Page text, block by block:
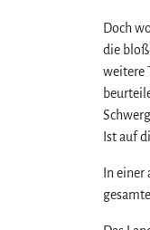
Doch
die
weitere
Ist auf
In